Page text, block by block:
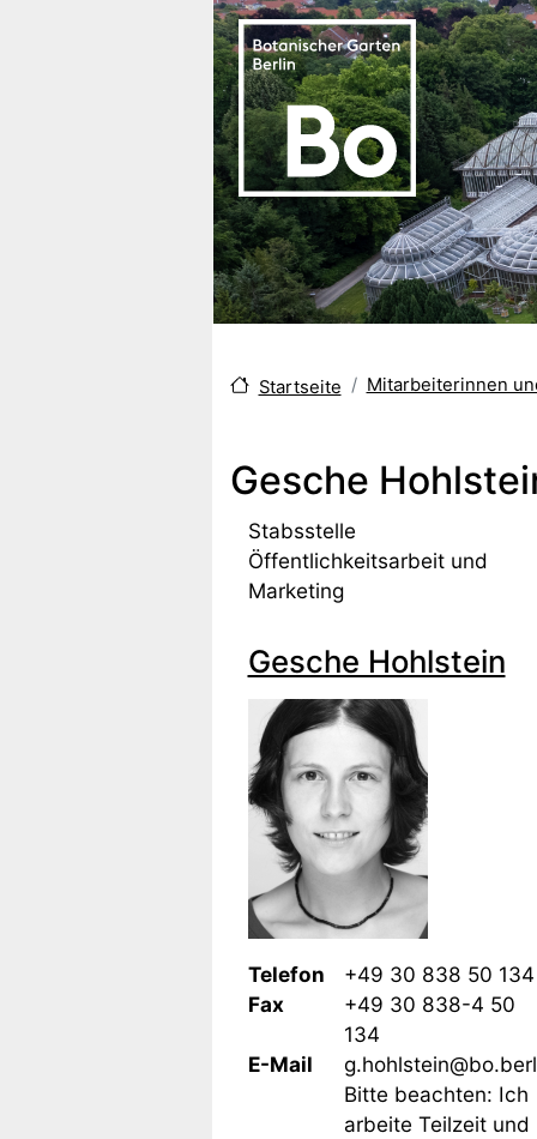
Startseite Mitarbeiterinnen
Gesche
Stabsstelle
Öffentlichkeitsarbeit und
Marketing
Gesche Hohlstein
Telefon
+49 30 838 50 134
Fax
+49 30 838-4 50
134
E-Mail
Bitte beachten: Ich
arbeite Teilzeit und